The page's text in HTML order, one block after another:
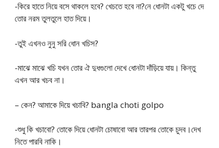
-কিরে হাতে নিয়ে বসে থাকলে হবে? খেচতে হবে না?নে ধোনটা একটু খচে দে
তোর নরম তুলতুলে হাত দিয়ে।
-তুই এখনও নুনু সরি ধোন খচিস?
-মাঝে মাঝে খচি যখন তোর ঐ দুধগুলো দেখে ধোনটা দাঁড়িয়ে যায়। কিন্তু
এখন আর খচব না।
– কেন? আমাকে দিয়ে খচাবি? bangla choti golpo
-শুধু কি খচাবো? তোকে দিয়ে ধোনটা চোষাবো আর তারপর তোকে চুদব।দেখ
নিতে পারবি নাকি।